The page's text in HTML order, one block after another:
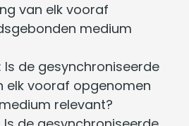
van elk vooraf
medium
: Is de gesynchroniseerde
elk vooraf opgenomen
relevant?